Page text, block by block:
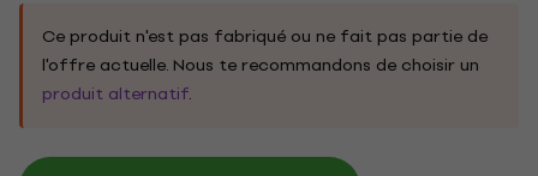
Ce produit n'est pas fabriqué ou ne fait pas partie de
l'offre actuelle. Nous te recommandons de choisir un
produit alternatif.